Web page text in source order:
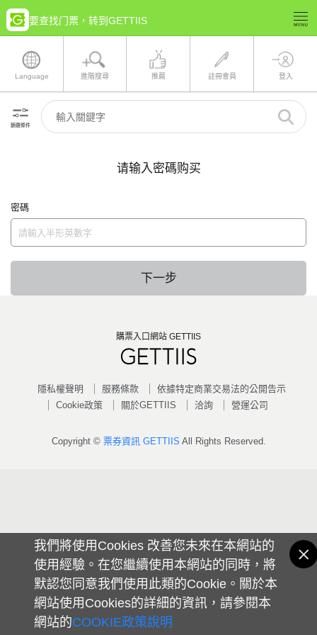
我們將使用Cookies 改善您未來在本網站的
使用經驗。在您繼續使用本網站的同時，將
默認您同意我們使用此類的Cookie。關於本
網站使用Cookies的詳細的資訊，請參閱本
網站的COOKIE政策說明
要查找门票，转到GETTIIS
Language 進階搜尋 推薦 註冊會員 登入
篩選條件
请输入密碼购买
密碼
下一步
購票入口網站 GETTIIS
隱私權聲明 服務條款
依據特定商業交易法的公開告示
Cookie政策
關於GETTIIS 洽詢 營運公司
Copyright © 票券資訊 GETTIIS All Rights Reserved.